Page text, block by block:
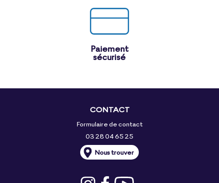
Paiement
sécurisé
CONTACT
Formulaire de contact
03 28 04 65 25
Nous trouver